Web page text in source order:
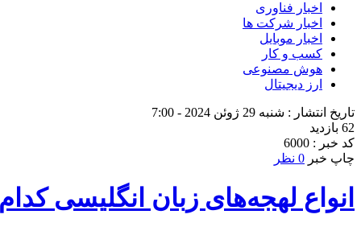
اخبار فناوری
اخبار شرکت ها
اخبار موبایل
کسب و کار
هوش مصنوعی
ارز دیجیتال
تاریخ انتشار : شنبه 29 ژوئن 2024 - 7:00
62 بازدید
کد خبر : 6000
چاپ خبر 0 نظر
انواع لهجه‌های زبان انگلیسی